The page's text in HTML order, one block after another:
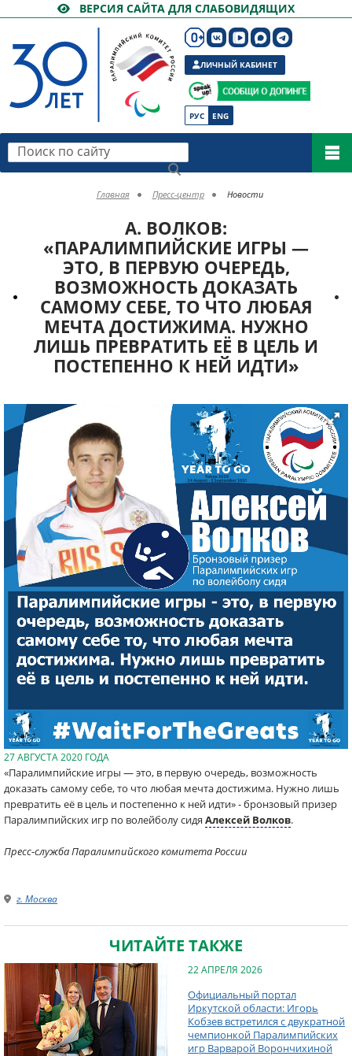
ВЕРСИЯ САЙТА ДЛЯ СЛАБОВИДЯЩИХ
РУС ENG
ЛИЧНЫЙ КАБИНЕТ
Поиск по сайту
Главная Пресс-центр Новости
А. ВОЛКОВ:
«ПАРАЛИМПИЙСКИЕ ИГРЫ —
ЭТО, В ПЕРВУЮ ОЧЕРЕДЬ,
ВОЗМОЖНОСТЬ ДОКАЗАТЬ
САМОМУ СЕБЕ, ТО ЧТО ЛЮБАЯ
МЕЧТА ДОСТИЖИМА. НУЖНО
ЛИШЬ ПРЕВРАТИТЬ ЕЁ В ЦЕЛЬ И
ПОСТЕПЕННО К НЕЙ ИДТИ»
27 АВГУСТА 2020 ГОДА
«Паралимпийские игры — это, в первую очередь, возможность
доказать самому себе, то что любая мечта достижима. Нужно лишь
превратить её в цель и постепенно к ней идти» - бронзовый призер
Паралимпийских игр по волейболу сидя Алексей Волков.
Пресс-служба Паралимпийского комитета России
г. Москва
ЧИТАЙТЕ ТАКЖЕ
22 АПРЕЛЯ 2026
Официальный портал
Иркутской области: Игорь
Кобзев встретился с двукратной
чемпионкой Паралимпийских
игр Варварой Ворончихиной